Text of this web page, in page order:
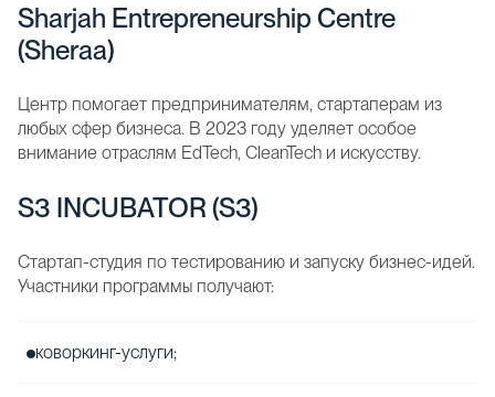
Sharjah Entrepreneurship Centre
(Sheraa)
Центр помогает предпринимателям, стартаперам из
любых сфер бизнеса. В 2023 году уделяет особое
внимание отраслям EdTech, CleanTech и искусству.
​​S3 INCUBATOR (S3)
Стартап-студия по тестированию и запуску бизнес-идей.
Участники программы получают:
коворкинг-услуги;